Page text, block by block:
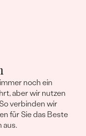
noch ein
aber wir nutzen
verbinden wir
für Sie das Beste
aus.